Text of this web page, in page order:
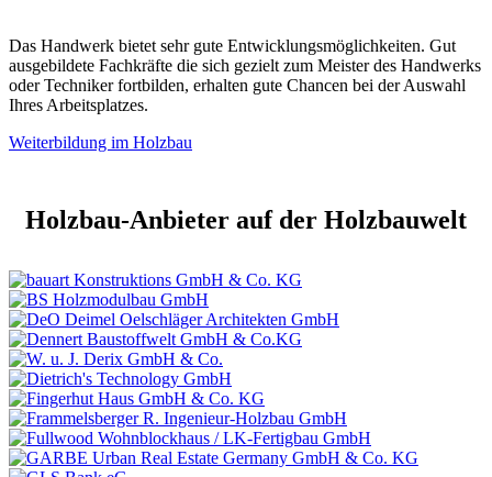
Das Handwerk bietet sehr gute Entwicklungsmöglichkeiten. Gut
ausgebildete Fachkräfte die sich gezielt zum Meister des Handwerks
oder Techniker fortbilden, erhalten gute Chancen bei der Auswahl
Ihres Arbeitsplatzes.
Weiterbildung im Holzbau
Holzbau-Anbieter auf der Holzbauwelt